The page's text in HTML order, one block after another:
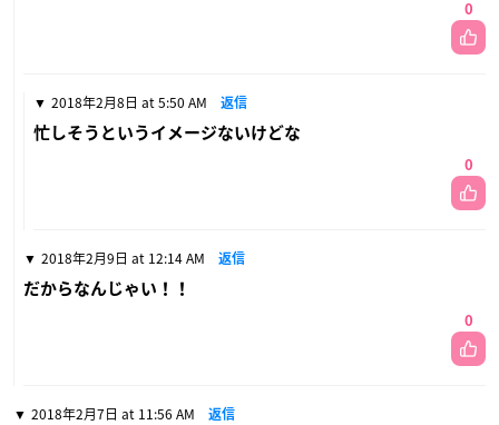
0
2018年2月8日 at 5:50 AM 返信
忙しそうというイメージないけどな
0
2018年2月9日 at 12:14 AM 返信
だからなんじゃい！！
0
2018年2月7日 at 11:56 AM 返信